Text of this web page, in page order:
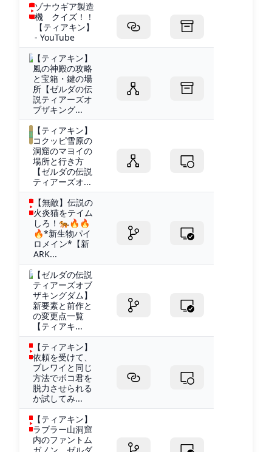
ゾナウギア製造
機 クイズ！！
【ティアキン】
- YouTube
【ティアキン】
風の神殿の攻略
と宝箱・鍵の場
所【ゼルダの伝
説ティアーズオ
ブザキング...
【ティアキン】
コクッピ雪原の
洞窟のマヨイの
場所と行き方
【ゼルダの伝説
ティアーズオ...
【無敵】伝説の
火炎猫をテイム
しろ！🐅🔥🔥
🔥*新生物パイ
ロメイン*【新
ARK...
【ゼルダの伝説
ティアーズオブ
ザキングダム】
新要素と前作と
の変更点一覧
【ティアキ...
【ティアキン】
依頼を受けて、
ブレワイと同じ
方法でボコ君を
脱力させられる
か試してみ...
【ティアキン】
ラブラー山洞窟
内のファントム